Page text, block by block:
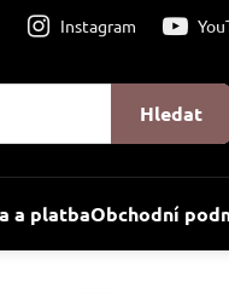
Instagram
Hledat
a platbaObchodní